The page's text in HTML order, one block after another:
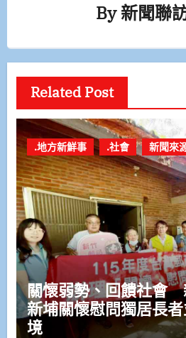
By新聞聯
Related Post
.地方新鮮事 .社會 新聞來
關懷弱勢、回饋社會
新埔關懷慰問獨居長
境